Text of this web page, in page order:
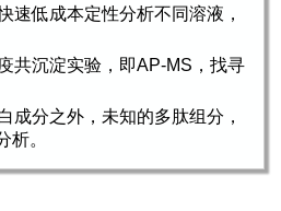
速低成本定性分析不同溶液，
共沉淀实验，即AP-MS，找寻
成分之外，未知的多肽组分，
析。